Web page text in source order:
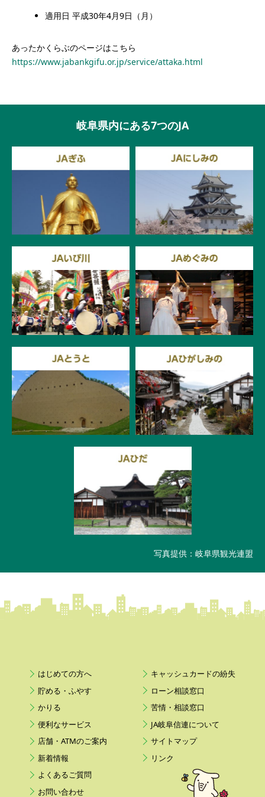
適用日 平成30年4月9日（月）
あったかくらぶのページはこちら
https://www.jabankgifu.or.jp/service/attaka.html
岐阜県内にある7つのJA
写真提供：岐阜県観光連盟
はじめての方へ
貯める・ふやす
かりる
便利なサービス
店舗・ATMのご案内
新着情報
よくあるご質問
お問い合わせ
キャッシュカードの紛失
ローン相談窓口
苦情・相談窓口
JA岐阜信連について
サイトマップ
リンク